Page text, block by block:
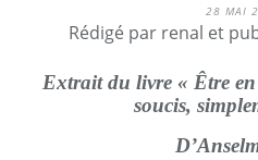
28 MAI
Rédigé par renal et
Extrait du livre « Être
soucis,